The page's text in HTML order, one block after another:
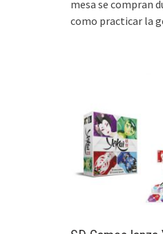
mesa se compran
como practicar la